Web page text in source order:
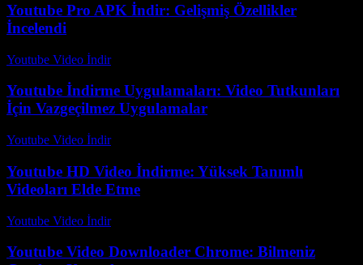
Youtube Pro APK İndir: Gelişmiş Özellikler
İncelendi
Youtube Video İndir-
Youtube İndirme Uygulamaları: Video Tutkunları
İçin Vazgeçilmez Uygulamalar
Youtube Video İndir-
Youtube HD Video İndirme: Yüksek Tanımlı
Videoları Elde Etme
Youtube Video İndir-
Youtube Video Downloader Chrome: Bilmeniz